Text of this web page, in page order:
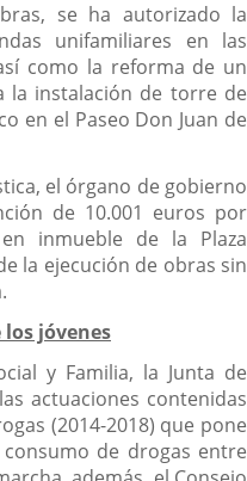
se ha autorizado la
unifamiliares en las
como la reforma de un
la instalación de torre de
en el Paseo Don Juan de
el órgano de gobierno
de 10.001 euros por
inmueble de la Plaza
la ejecución de obras sin
jóvenes
y Familia, la Junta de
actuaciones contenidas
(2014-2018) que pone
de drogas entre